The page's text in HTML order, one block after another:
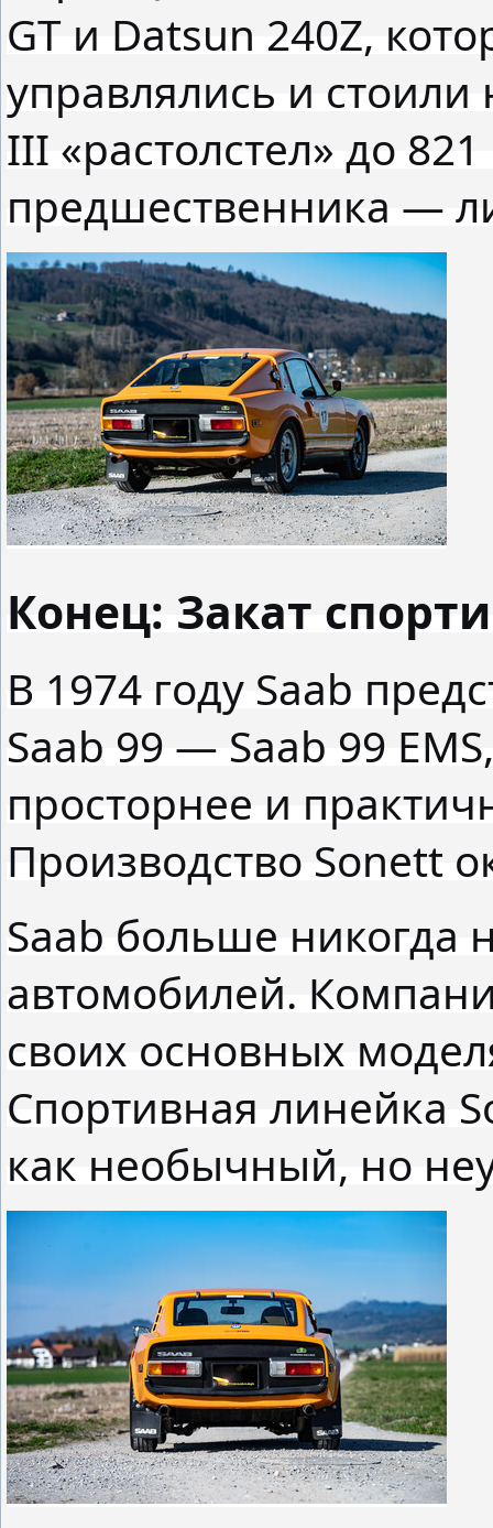
GT и Datsun 240Z,
управлялись и
III «растолстел» до
предшественника —
Конец: Закат
В 1974 году Saab
Saab 99 — Saab 99
просторнее и
Производство Sonett
Saab больше никогда
автомобилей.
своих основных
Спортивная линейка
как необычный, но